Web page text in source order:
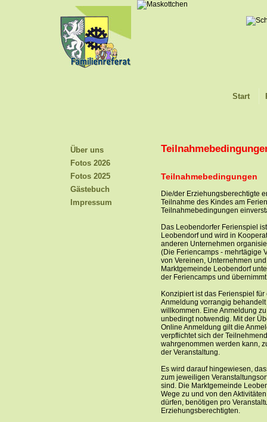
Start
Über uns
Fotos 2026
Fotos 2025
Gästebuch
Impressum
Teilnahmebedingungen
Die/der Erziehungsberechtigte
Teilnahme des Kindes am
Teilnahmebedingungen
Das Leobendorfer Ferienspiel
Leobendorf und wird in
anderen Unternehmen
(Die Feriencamps - mehrtägige
von Vereinen, Unternehmen
Marktgemeinde Leobendorf
der Feriencamps und
Konzipiert ist das Ferienspiel
Anmeldung vorrangig
willkommen. Eine Anmeldung
unbedingt notwendig. Mit der
Online Anmeldung gilt die
verpflichtet sich der
wahrgenommen werden kann,
der Veranstaltung.
Es wird darauf hingewiesen,
zum jeweiligen
sind. Die Marktgemeinde
Wege zu und von den
dürfen, benötigen pro
Erziehungsberechtigten.